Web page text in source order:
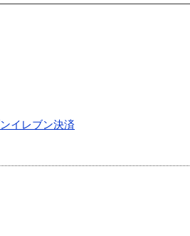
イレブン決済